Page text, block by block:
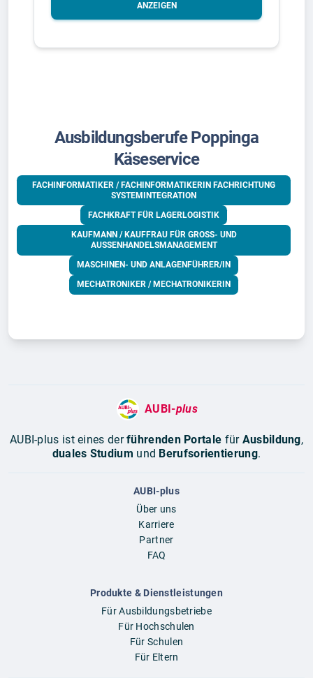
ANZEIGEN
Ausbildungsberufe Poppinga
Käseservice
FACHINFORMATIKER / FACHINFORMATIKERIN FACHRICHTUNG
SYSTEMINTEGRATION
FACHKRAFT FÜR LAGERLOGISTIK
KAUFMANN / KAUFFRAU FÜR GROSS- UND A
USSENHANDELSMANAGEMENT
MASCHINEN- UND ANLAGENFÜHRER/IN
MECHATRONIKER / MECHATRONIKERIN
AUBI-plus
AUBI-plus ist eines derführenden Portale für Ausbildung,
duales Studium und Berufsorientierung.
AUBI-plus
Über uns
Karriere
Partner
FAQ
Produkte & Dienstleistungen
Für Ausbildungsbetriebe
Für Hochschulen
Für Schulen
Für Eltern